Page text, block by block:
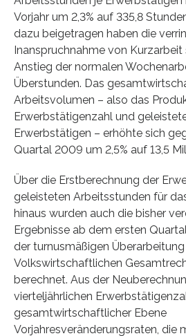
Vorjahr um 2,3% auf 335,8
dazu beigetragen haben die
Inanspruchnahme von
Anstieg der normalen
Überstunden. Das
Arbeitsvolumen – also das
Erwerbstätigenzahl und
Erwerbstätigen – erhöhte sich
Quartal 2009 um 2,5% auf 13,5
Über die Erstberechnung der
geleisteten Arbeitsstunden für
hinaus wurden auch die bisher
Ergebnisse ab dem ersten
der turnusmäßigen
Volkswirtschaftlichen
berechnet. Aus der
vierteljährlichen
gesamtwirtschaftlicher Ebene
Vorjahresveränderungsraten, die